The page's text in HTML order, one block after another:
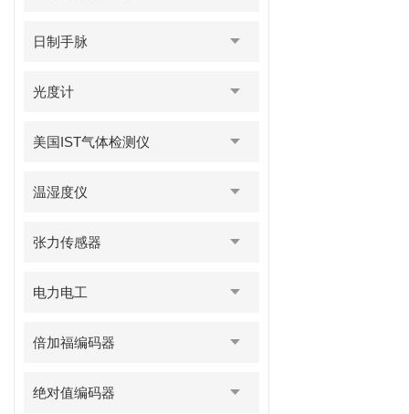
日制手脉
光度计
美国IST气体检测仪
温湿度仪
张力传感器
电力电工
倍加福编码器
绝对值编码器